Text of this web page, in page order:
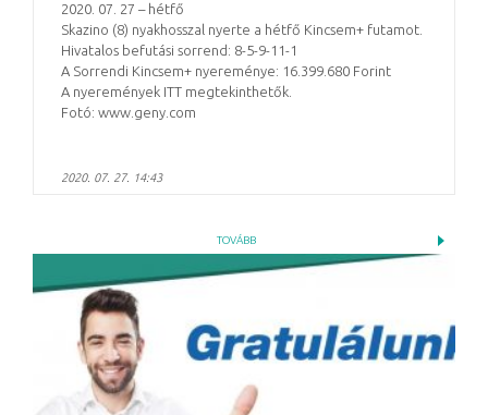
2020. 07. 27 – hétfő
Skazino (8) nyakhosszal nyerte a hétfő Kincsem+ futamot.
Hivatalos befutási sorrend: 8-5-9-11-1
A Sorrendi Kincsem+ nyereménye: 16.399.680 Forint
A nyeremények ITT megtekinthetők.
Fotó: www.geny.com
2020. 07. 27. 14:43
TOVÁBB